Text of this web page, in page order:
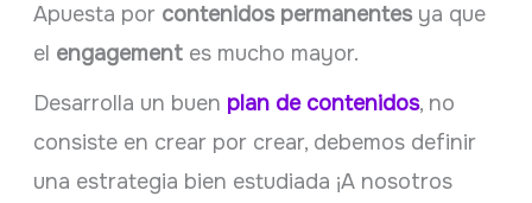
Apuesta por contenidos permanentes ya que
el engagementes mucho mayor.
Desarrolla un buen plan de contenidos, no
consiste en crear por crear, debemos definir
una estrategia bien estudiada ¡A nosotros